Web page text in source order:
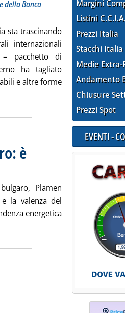
della Banca
sta trascinando
internazionali
– pacchetto di
ha tagliato
e altre forme
notizia: 'Riforma elettrica,
è
Plamen
la valenza del
energetica
'South Stream, Renzi con
Margini
Listini
Prezzi Italia
Stacchi Italia
Medie Extra-
Andamento
Chiusure
Prezzi Spot
EVENTI -